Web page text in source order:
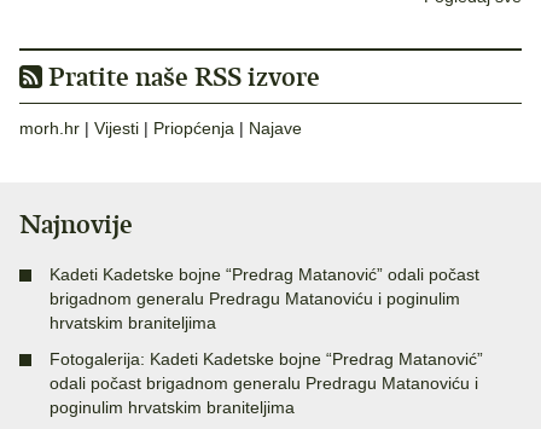
Pratite naše RSS izvore
morh.hr | Vijesti | Priopćenja | Najave
Najnovije
Kadeti Kadetske bojne “Predrag Matanović” odali počast
brigadnom generalu Predragu Matanoviću i poginulim
hrvatskim braniteljima
Fotogalerija: Kadeti Kadetske bojne “Predrag Matanović”
odali počast brigadnom generalu Predragu Matanoviću i
poginulim hrvatskim braniteljima